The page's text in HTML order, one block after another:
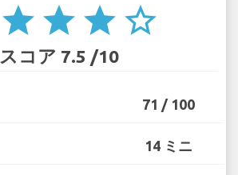
star star star star_border
スコア 7.5 /10
71 / 100
14 ミニ